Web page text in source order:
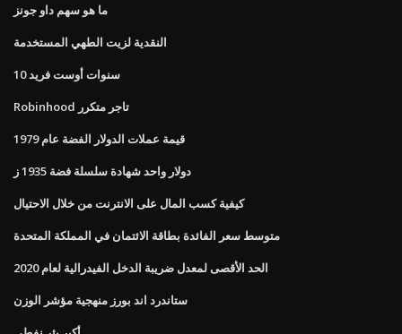
ما هو سهم داو جونز
النقدية لزيت الطهي المستخدمة
10 سنوات أوست فريد
Robinhood تاجر متكرر
قيمة عملات الدولار الفضة عام 1979
دولار واحد شهادة سلسلة فضة 1935 ز
كيفية كسب المال على الانترنت من خلال الاحتيال
متوسط ​​سعر الفائدة بطاقة الائتمان في المملكة المتحدة
الحد الأقصى لمعدل ضريبة الدخل الفيدرالية لعام 2020
ستاندرد اند بورز منهجية مؤشر الوزن